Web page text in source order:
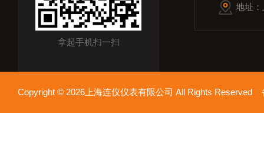
拿起手机扫一扫
地址
Copyright © 2026上海连仪仪表有限公司 All Rights Reserved